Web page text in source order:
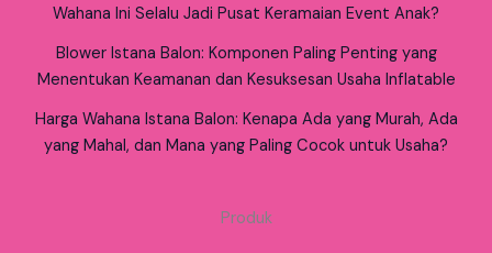
Wahana Ini Selalu Jadi Pusat Keramaian Event Anak?
Blower Istana Balon: Komponen Paling Penting yang
Menentukan Keamanan dan Kesuksesan Usaha Inflatable
Harga Wahana Istana Balon: Kenapa Ada yang Murah, Ada
yang Mahal, dan Mana yang Paling Cocok untuk Usaha?
Produk